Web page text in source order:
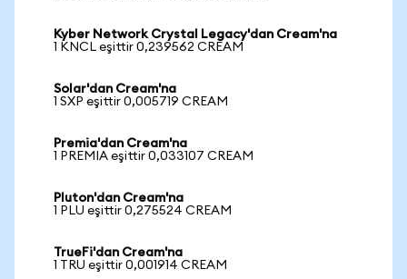
Kyber Network Crystal Legacy'dan Cream'na
1 KNCL eşittir 0,239562 CREAM
Solar'dan Cream'na
1 SXP eşittir 0,005719 CREAM
Premia'dan Cream'na
1 PREMIA eşittir 0,033107 CREAM
Pluton'dan Cream'na
1 PLU eşittir 0,275524 CREAM
TrueFi'dan Cream'na
1 TRU eşittir 0,001914 CREAM